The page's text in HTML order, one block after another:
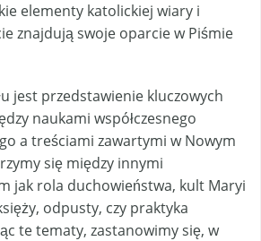
elementy katolickiej wiary i
znajdują swoje oparcie w Piśmie
jest przedstawienie kluczowych
naukami współczesnego
a treściami zawartymi w Nowym
się między innymi
jak rola duchowieństwa, kult Maryi
odpusty, czy praktyka
te tematy, zastanowimy się, w